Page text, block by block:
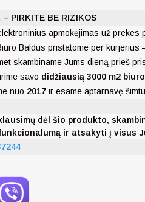
PIRKITE BE RIZIKOS
apmokėjimas už prekes
Baldus pristatome per kurjerius
skambiname Jums dieną prieš
savo didžiausią 3000 m2
nuo 2017 ir esame aptarnavę
dėl šio produkto,
ir atsakyti į visus